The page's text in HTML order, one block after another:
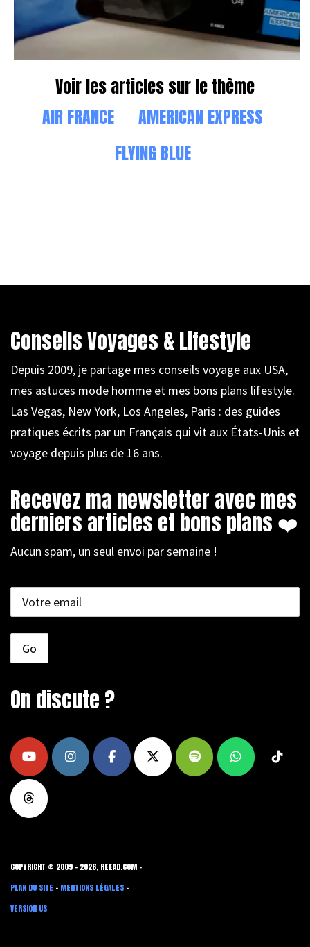
Voir les articles sur le thème
AIR FRANCE
AMERICAN EXPRESS
FLYING BLUE
Conseils Voyages & Lifestyle
Depuis 2009, je partage mes conseils voyage aux USA,
mes astuces mode homme et mes bons plans lifestyle.
Las Vegas, New York, Los Angeles, Paris : des guides
pratiques écrits par un Français qui vit aux États-Unis et
voyage depuis plus de 16 ans.
Recevez ma newsletter avec mes
derniers articles et bons plans ❤️
Aucun spam, un seul envoi par semaine !
On discute ?
COPYRIGHT © 2009 - 2026, REEAD.COM -
PLAN DU SITE - MENTIONS LÉGALES -
VERSION US